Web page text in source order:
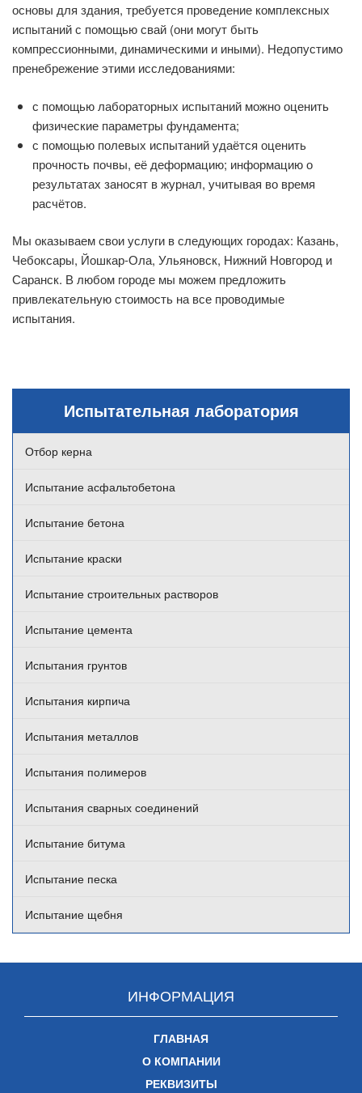
Испытательная лаборатория
Отбор керна
Испытание асфальтобетона
Испытание бетона
Испытание краски
Испытание строительных растворов
Испытание цемента
Испытания грунтов
Испытания кирпича
Испытания металлов
Испытания полимеров
Испытания сварных соединений
Испытание битума
Испытание песка
Испытание щебня
основы для здания, требуется проведение комплексных
испытаний с помощью свай (они могут быть
компрессионными, динамическими и иными). Недопустимо
пренебрежение этими исследованиями:
с помощью лабораторных испытаний можно оценить
физические параметры фундамента;
с помощью полевых испытаний удаётся оценить
прочность почвы, её деформацию; информацию о
результатах заносят в журнал, учитывая во время
расчётов.
Мы оказываем свои услуги в следующих городах: Казань,
Чебоксары, Йошкар-Ола, Ульяновск, Нижний Новгород и
Саранск. В любом городе мы можем предложить
привлекательную стоимость на все проводимые
испытания.
ИНФОРМАЦИЯ
ГЛАВНАЯ
О КОМПАНИИ
РЕКВИЗИТЫ